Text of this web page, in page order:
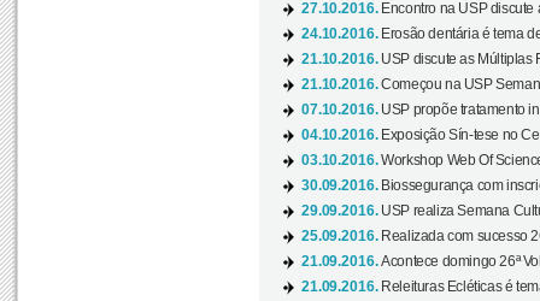
27.10.2016. Encontro na USP discute
24.10.2016. Erosão dentária é tema
21.10.2016. USP discute as Múltiplas
21.10.2016.Começou na USP
07.10.2016. USP propõe tratamento
04.10.2016. Exposição Sín-tese no
03.10.2016.Workshop Web Of
30.09.2016. Biossegurança com
29.09.2016. USP realiza Semana
25.09.2016. Realizada com sucesso
21.09.2016.Acontece domingo 26ª
21.09.2016. Releituras Ecléticas é